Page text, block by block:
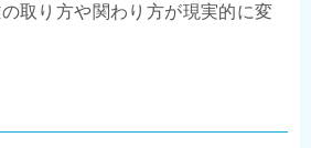
取り方や関わり方が現実的に変